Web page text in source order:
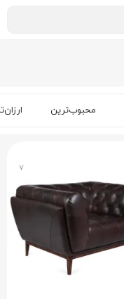
محبوب‌ترین
۷